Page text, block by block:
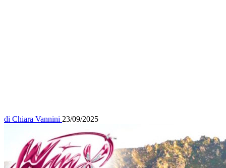
di Chiara Vannini 23/09/2025